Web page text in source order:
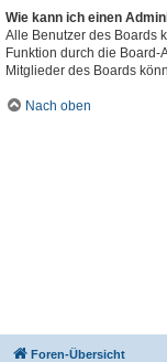
Wie kann ich einen
Alle Benutzer des Boards
Funktion durch die
Mitglieder des Boards
Nach oben
Foren-Übersicht